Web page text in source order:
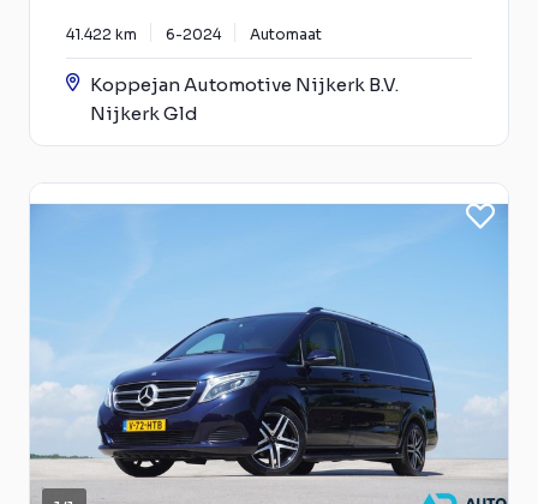
41.422 km 6-2024 Automaat
Koppejan Automotive Nijkerk B.V.
Nijkerk Gld